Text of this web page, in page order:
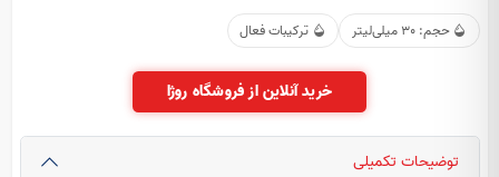
حجم: 30 میلی‌لیتر ترکیبات فعال
خرید آنلاین از فروشگاه روژا
توضیحات تکمیلی